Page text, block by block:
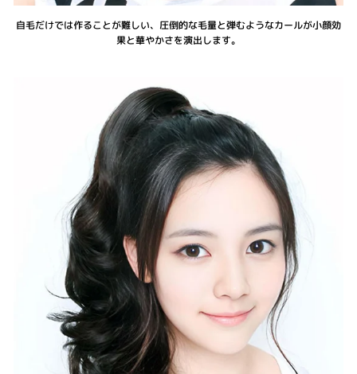
自毛だけでは作ることが難しい、圧倒的な毛量と弾むようなカールが小顔効
果と華やかさを演出します。